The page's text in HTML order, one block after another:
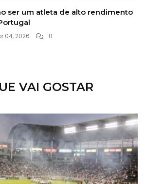
ser um atleta de alto rendimento
04, 2026 0
VAI GOSTAR